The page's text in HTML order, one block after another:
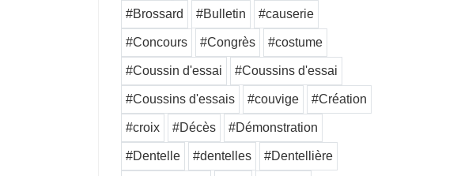
#Brossard #Bulletin #causerie
#Concours #Congrès #costume
#Coussin d'essai #Coussins d'essai
#Coussins d'essais #couvige #Création
#croix #Décès #Démonstration
#Dentelle #dentelles #Dentellière